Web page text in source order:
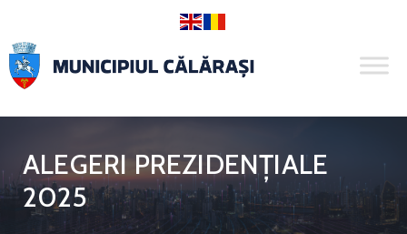
ALEGERI PREZIDENȚIALE
2025